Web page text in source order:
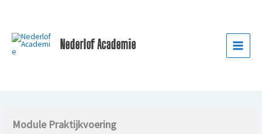
inhoud
Nederlof Academie
Module Praktijkvoering